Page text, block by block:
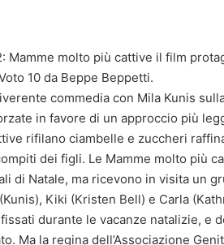
Mamme molto più cattive il film
10 da Beppe Beppetti.
commedia con Mila Kunis
in favore di un approccio più
rifilano ciambelle e zuccheri
dei figli. Le Mamme molto più
di Natale, ma ricevono in visita un
Kiki (Kristen Bell) e Carla
durante le vacanze natalizie, e
Ma la regina dell’Associazione